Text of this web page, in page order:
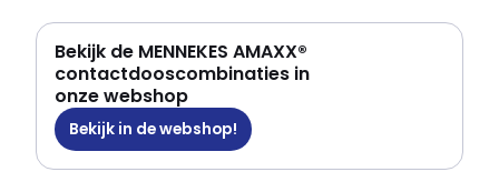
Bekijk de MENNEKES AMAXX®
contactdooscombinaties in
onze webshop
Bekijk in de webshop!